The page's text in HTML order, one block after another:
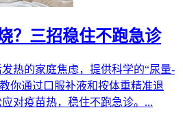
？三招稳住不跑急诊
热的家庭焦虑，提供科学的“尿量-
你通过口服补液和按体重精准退
对疫苗热，稳住不跑急诊。...